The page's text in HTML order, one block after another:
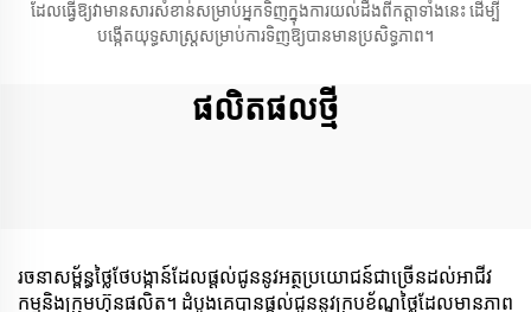
ដែលធ្វើឱ្យវាមានសារសំខាន់សម្រាប់អ្នកទិញក្នុងការយល់ដឹងពីកត្តាទាំងនេះ ដើម្បី
បង្កើតយុទ្ធសាស្ត្រសម្រាប់ការទិញឱ្យបានមានប្រសិទ្ធភាព។
ផលិតផលថ្មី
រចនាសម្ព័ន្ធថ្លៃថែបង្កាន៍ដែលផ្តល់ជូននូវអត្ថប្រយោជន៍ជាច្រើនដល់អាជីវ
កម្មនិងក្រុមហ៊ុនផលិត។ ដំបូងគេបានផ្តល់ជូននូវក្របខ័ណ្ឌ​ថ្លៃដែលមានភាព